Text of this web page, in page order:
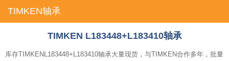
TIMKEN轴承
首页
TIMKEN L183448+L183410轴承
库存TIMKENL183448+L183410轴承大量现货，与TIMKEN合作多年，批量